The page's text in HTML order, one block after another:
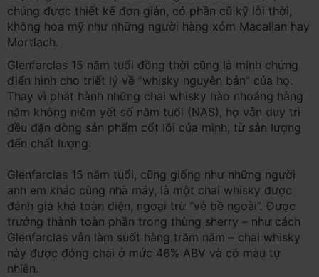
chúng được thiết kế đơn giản, có phần cũ kỹ lỗi thời,
không hoa mỹ như những người hàng xóm Macallan hay
Mortlach.
Glenfarclas 15 năm tuổi đồng thời cũng là minh chứng
điển hình cho triết lý về “whisky nguyên bản” của họ.
Thay vì phát hành những chai whisky hào nhoáng hàng
năm không niêm yết số năm tuổi (NAS), họ vẫn duy trì
đều đặn dòng sản phẩm cốt lõi của mình, từ sản lượng
đến chất lượng.
Glenfarclas 15 năm tuổi, cũng giống như những người
anh em khác cùng nhà máy, là một chai whisky được
đánh giá khá toàn diện, ngoại trừ “vẻ bề ngoài”. Được
trưởng thành toàn phần trong thùng sherry – như cách
Glenfarclas vẫn làm suốt hàng trăm năm – chai whisky
này được đóng chai ở mức 46% ABV và có màu tự
nhiên.